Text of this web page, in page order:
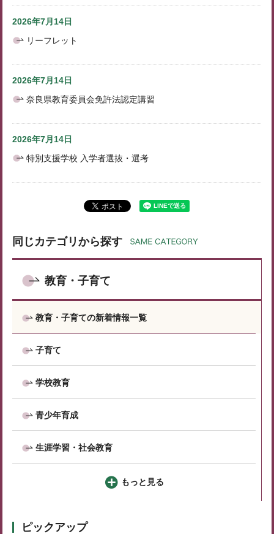
2026年7月14日
リーフレット
2026年7月14日
奈良県教育委員会免許法認定講習
2026年7月14日
特別支援学校 入学者選抜・選考
同じカテゴリから探す
教育・子育て
教育・子育ての新着情報一覧
子育て
学校教育
青少年育成
生涯学習・社会教育
もっと見る
ピックアップ